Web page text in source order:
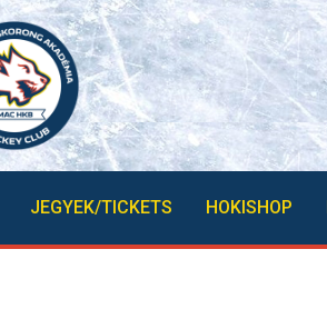
JEGYEK/TICKETS HOKISHOP